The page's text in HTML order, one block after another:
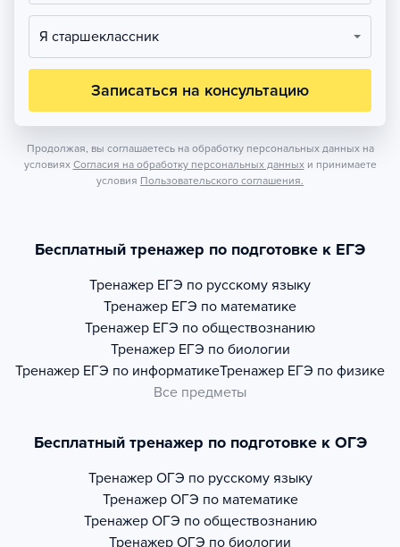
Я старшеклассник
Записаться на консультацию
Продолжая, вы соглашаетесь на обработку персональных данных на
условиях Согласия на обработку персональных данных и принимаете
условия Пользовательского соглашения.
Бесплатный тренажер по подготовке к ЕГЭ
Тренажер ЕГЭ по русскому языку
Тренажер ЕГЭ по математике
Тренажер ЕГЭ по обществознанию
Тренажер ЕГЭ по биологии
Тренажер ЕГЭ по информатикеТренажер ЕГЭ по физике
Все предметы
Бесплатный тренажер по подготовке к ОГЭ
Тренажер ОГЭ по русскому языку
Тренажер ОГЭ по математике
Тренажер ОГЭ по обществознанию
Тренажер ОГЭ по биологии